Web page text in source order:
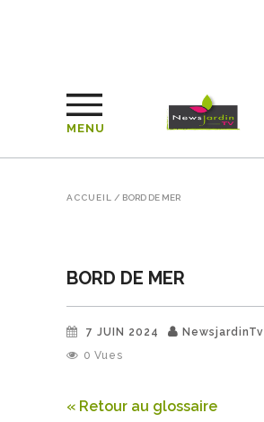
MENU
ACCUEIL / BORD DE MER
BORD DE MER
7 JUIN 2024 NewsjardinTv
0 Vues
« Retour au glossaire